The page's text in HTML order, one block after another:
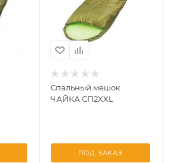
Спальный мешок
ЧАЙКА СП2XXL
ПОД ЗАКАЗ